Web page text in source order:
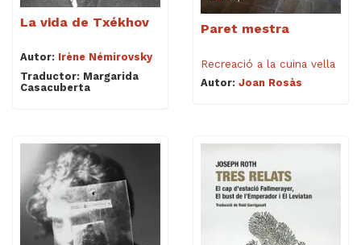
La vida de Txékhov
Autor: Irène Némirovsky
Traductor: Margarida
Casacuberta
Paret mestra
Recreació a la cuina vella
Autor: Joan Rosàs